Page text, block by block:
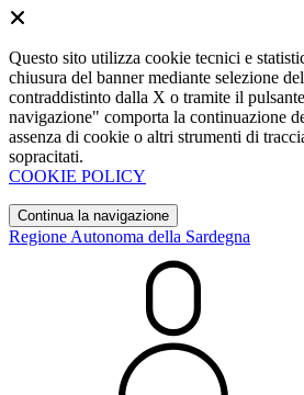
Questo sito utilizza cookie tecnici e
chiusura del banner mediante selezione
contraddistinto dalla X o tramite il
navigazione" comporta la continuazione
assenza di cookie o altri strumenti di
sopracitati.
COOKIE POLICY
Continua la navigazione
Regione Autonoma della Sardegna